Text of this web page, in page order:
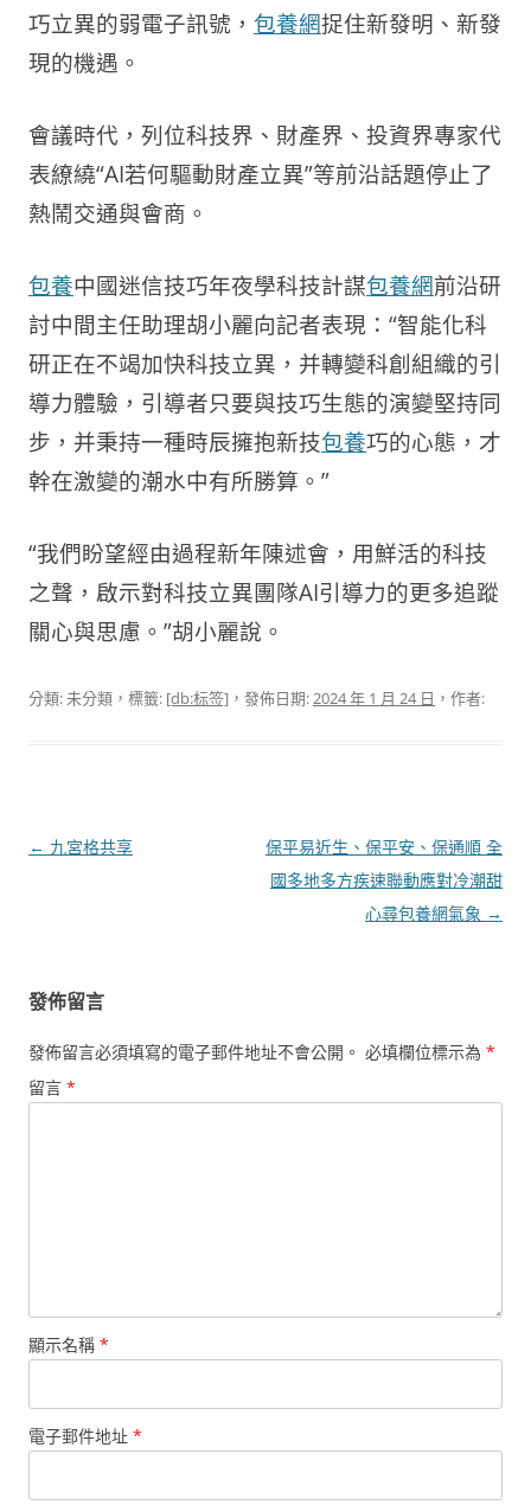
巧立異的弱電子訊號， 包養網捉住新發明、新發
現的機遇。
會議時代，列位科技界、財產界、投資界專家代
表繚繞“AI若何驅動財產立異”等前沿話題停止了
熱鬧交通與會商。
包養中國迷信技巧年夜學科技計謀包養網前沿研
討中間主任助理胡小麗向記者表現：“智能化科
研正在不竭加快科技立異，并轉變科創組織的引
導力體驗，引導者只要與技巧生態的演變堅持同
步，并秉持一種時辰擁抱新技包養巧的心態，才
幹在激變的潮水中有所勝算。”
“我們盼望經由過程新年陳述會，用鮮活的科技
之聲，啟示對科技立異團隊AI引導力的更多追蹤
關心與思慮。”胡小麗說。
分類: 未分類，標籤: [db:标签] ，發佈日期:2024 年 1 月 24 日 ，作者:
文
← 九宮格共享
保平易近生、保平安、保通順 全
國多地多方疾速聯動應對冷潮甜
心尋包養網氣象 →
發佈留言
發佈留言必須填寫的電子郵件地址不會公開。 必填欄位標示為 *
留言 *
顯示名稱 *
電子郵件地址 *